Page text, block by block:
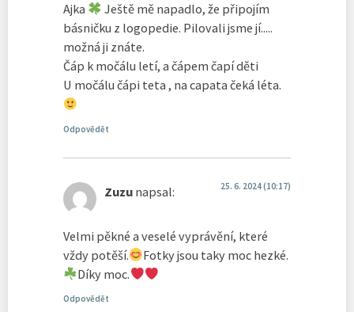
Ajka
Ještě mě napadlo, že připojím
básničku z logopedie. Pilovali jsme jí.....
možná ji znáte.
Čáp k močálu letí, a čápem čapí děti
U močálu čápi teta , na capata čeká léta.
Odpovědět
Zuzu napsal: 25. 6. 2024 (10:17)
Velmi pěkné a veselé vyprávění, které
vždy potěší.
Fotky jsou taky moc hezké.
Díky moc.
Odpovědět